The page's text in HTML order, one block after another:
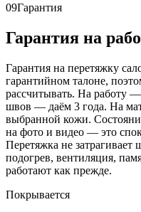
09Гарантия
Гарантия на
Гарантия на перетяжку
гарантийном талоне,
рассчитывать. На работу
швов — даём 3 года. На
выбранной кожи.
на фото и видео — это
Перетяжка не
подогрев, вентиляция,
работают как прежде.
Покрывается